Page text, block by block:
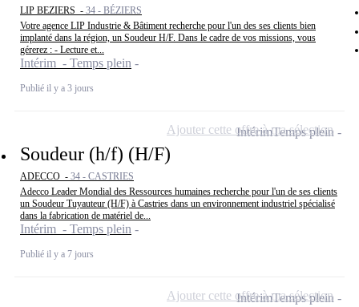
LIP BEZIERS - 34 - BÉZIERS
Votre agence LIP Industrie & Bâtiment recherche pour l'un des ses clients bien
implanté dans la région, un Soudeur H/F. Dans le cadre de vos missions, vous
gérerez : - Lecture et...
Intérim - Temps plein
Publié il y a 3 jours
Soudeur (h/f) (H/F)
ADECCO - 34 - CASTRIES
Adecco Leader Mondial des Ressources humaines recherche pour l'un de ses clients
un Soudeur Tuyauteur (H/F) à Castries dans un environnement industriel spécialisé
dans la fabrication de matériel de...
Intérim - Temps plein
Publié il y a 7 jours
IntérimTemps plein
Ajouter cette offre à ma sélection
IntérimTemps plein
Ajouter cette offre à ma sélection